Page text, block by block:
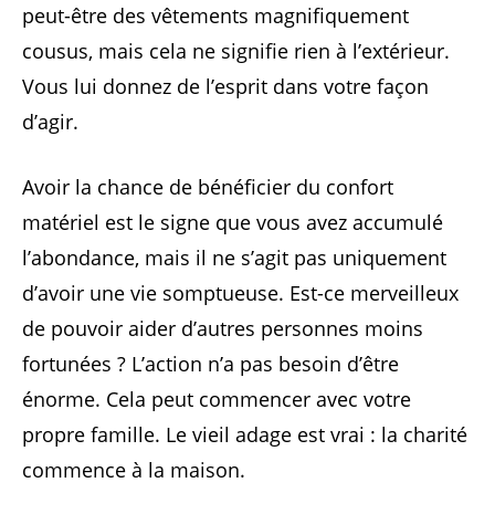
peut-être des vêtements magnifiquement
cousus, mais cela ne signifie rien à l’extérieur.
Vous lui donnez de l’esprit dans votre façon
d’agir.
Avoir la chance de bénéficier du confort
matériel est le signe que vous avez accumulé
l’abondance, mais il ne s’agit pas uniquement
d’avoir une vie somptueuse. Est-ce merveilleux
de pouvoir aider d’autres personnes moins
fortunées ? L’action n’a pas besoin d’être
énorme. Cela peut commencer avec votre
propre famille. Le vieil adage est vrai : la charité
commence à la maison.